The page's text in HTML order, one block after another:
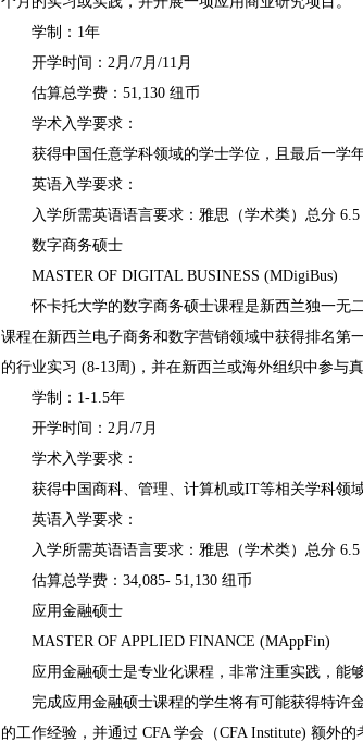
学制：1年
开学时间：2月/7月/11月
估算总学费：51,130 纽币
学术入学要求：
获得中国任意学科领域的学士学位，且最后一学
英语入学要求：
入学所需英语语言要求：雅思（学术类）总分 6.5
数字商务硕士
MASTER OF DIGITAL BUSINESS (MDigiBus)
怀卡托大学的数字商务硕士课程是新西兰独一无二
课程在新西兰电子商务和数字营销领域中获得排名第
的行业实习 (8-13周)，并在新西兰或海外组织中参与真
学制：1-1.5年
开学时间：2月/7月
学术入学要求：
获得中国商科、管理、计算机或IT等相关学科领
英语入学要求：
入学所需英语语言要求：雅思（学术类）总分 6.5
估算总学费：34,085- 51,130 纽币
应用金融硕士
MASTER OF APPLIED FINANCE (MAppFin)
应用金融硕士是专业化课程，非常注重实践，能够
完成应用金融硕士课程的学生将有可能获得特许金
的工作经验，并通过 CFA 学会（CFA Institute) 额外的